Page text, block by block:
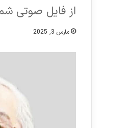
از فایل صوتی شماره 6955 بخش 3 تاریخ
مارس 3, 2025